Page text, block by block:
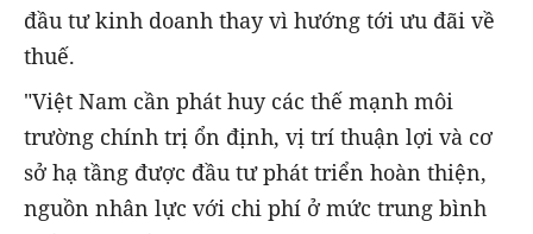
đầu tư kinh doanh thay vì hướng tới ưu đãi về
thuế.
"Việt Nam cần phát huy các thế mạnh môi
trường chính trị ổn định, vị trí thuận lợi và cơ
sở hạ tầng được đầu tư phát triển hoàn thiện,
nguồn nhân lực với chi phí ở mức trung bình